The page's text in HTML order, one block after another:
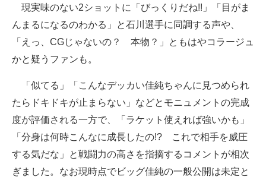
現実味のない2ショットに「びっくりだね!!」「目がま
んまるになるのわかる」と石川選手に同調する声や、
「えっ、CGじゃないの？ 本物？」ともはやコラージュ
かと疑うファンも。
「似てる」「こんなデッカい佳純ちゃんに見つめられ
たらドキドキが止まらない」などとモニュメントの完成
度が評価される一方で、「ラケット使えれば強いかも」
「分身は何時こんなに成長したの!? これで相手を威圧
する気だな」と戦闘力の高さを指摘するコメントが相次
ぎました。なお現時点でビッグ佳純の一般公開は未定と